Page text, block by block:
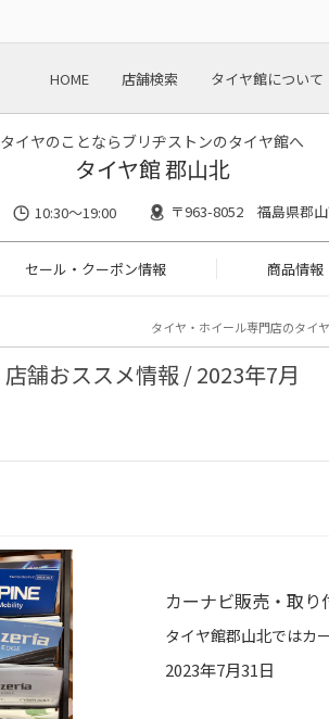
HOME 店舗検索 タイヤ館について
タイヤのことならブリヂストンのタイヤ館へ
タイヤ館 郡山北
10:30〜19:00 〒963-8052 福島県郡
セール・クーポン情報 商品情報
タイヤ・ホイール専門店のタイ
店舗おススメ情報 / 2023年7月
カーナビ販売・取り
2023年7月31日